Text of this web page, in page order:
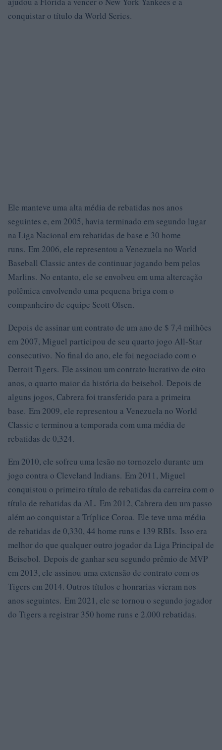
conquistar o título da World Series.
Ele manteve uma alta média de rebatidas nos anos
seguintes e, em 2005, havia terminado em segundo lugar
na Liga Nacional em rebatidas de base e 30 home
runs. Em 2006, ele representou a Venezuela no World
Baseball Classic antes de continuar jogando bem pelos
Marlins. No entanto, ele se envolveu em uma altercação
polêmica envolvendo uma pequena briga com o
companheiro de equipe Scott Olsen.
Depois de assinar um contrato de um ano de $ 7,4 milhões
em 2007, Miguel participou de seu quarto jogo All-Star
consecutivo. No final do ano, ele foi negociado com o
Detroit Tigers. Ele assinou um contrato lucrativo de oito
anos, o quarto maior da história do beisebol. Depois de
alguns jogos, Cabrera foi transferido para a primeira
base. Em 2009, ele representou a Venezuela no World
Classic e terminou a temporada com uma média de
rebatidas de 0,324.
Em 2010, ele sofreu uma lesão no tornozelo durante um
jogo contra o Cleveland Indians. Em 2011, Miguel
conquistou o primeiro título de rebatidas da carreira com o
título de rebatidas da AL. Em 2012, Cabrera deu um passo
além ao conquistar a Tríplice Coroa. Ele teve uma média
de rebatidas de 0,330, 44 home runs e 139 RBIs. Isso era
melhor do que qualquer outro jogador da Liga Principal de
Beisebol. Depois de ganhar seu segundo prêmio de MVP
em 2013, ele assinou uma extensão de contrato com os
Tigers em 2014. Outros títulos e honrarias vieram nos
anos seguintes. Em 2021, ele se tornou o segundo jogador
do Tigers a registrar 350 home runs e 2.000 rebatidas.